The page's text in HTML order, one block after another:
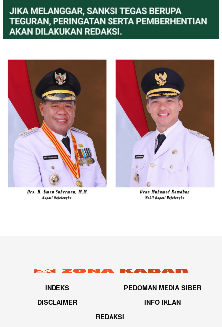
INDEKS
PEDOMAN MEDIA SIBER
DISCLAIMER
INFO IKLAN
REDAKSI